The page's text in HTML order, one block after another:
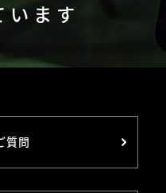
います
質問